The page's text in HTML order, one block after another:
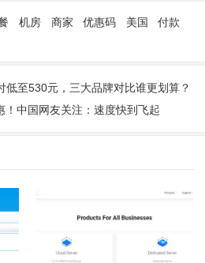
机房 商家 优惠码 美国
付款
低至530元，三大品牌对比谁更划算？
！中国网友关注：速度快到飞起